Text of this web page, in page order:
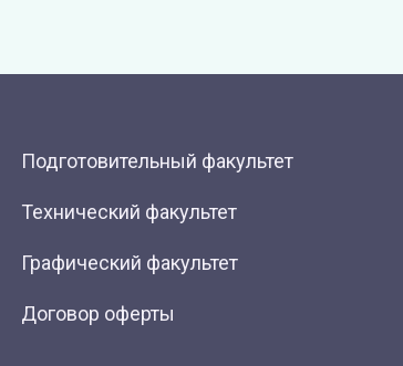
Подготовительный факультет
Технический факультет
Графический факультет
Договор оферты